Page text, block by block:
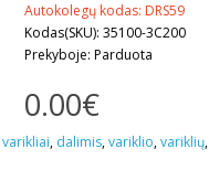
Autokolegų kodas: DRS59
Kodas(SKU): 35100-3C200
Prekyboje: Parduota
0.00€
varikliai, dalimis,variklio,variklių,